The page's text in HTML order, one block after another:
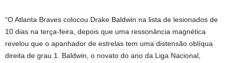
“O Atlanta Braves colocou Drake Baldwin na lista de lesionados de
10 dias na terça-feira, depois que uma ressonância magnética
revelou que o apanhador de estrelas tem uma distensão oblíqua
direita de grau 1. Baldwin, o novato do ano da Liga Nacional,